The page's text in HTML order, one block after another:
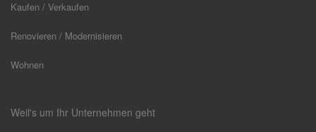
Kaufen / Verkaufen
Renovieren / Modernisieren
Wohnen
Weil's um Ihr Unternehmen geht